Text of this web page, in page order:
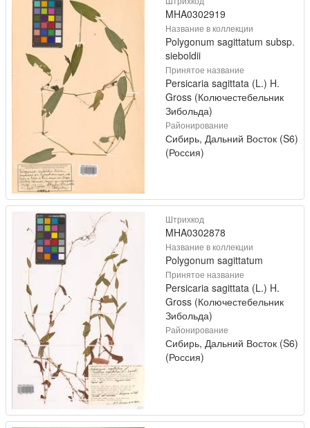
MHA0302919
Название в коллекции
Polygonum sagittatum subsp.
sieboldii
Принятое название
Persicaria sagittata (L.) H.
Gross (Колючестебельник
Зибольда)
Районирование
Сибирь, Дальний Восток (S6)
(Россия)
Штрихкод
MHA0302878
Название в коллекции
Polygonum sagittatum
Принятое название
Persicaria sagittata (L.) H.
Gross (Колючестебельник
Зибольда)
Районирование
Сибирь, Дальний Восток (S6)
(Россия)